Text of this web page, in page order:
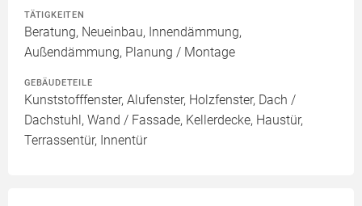
TÄTIGKEITEN
Beratung, Neueinbau, Innendämmung,
Außendämmung, Planung / Montage
GEBÄUDETEILE
Kunststofffenster, Alufenster, Holzfenster, Dach /
Dachstuhl, Wand / Fassade, Kellerdecke, Haustür,
Terrassentür, Innentür